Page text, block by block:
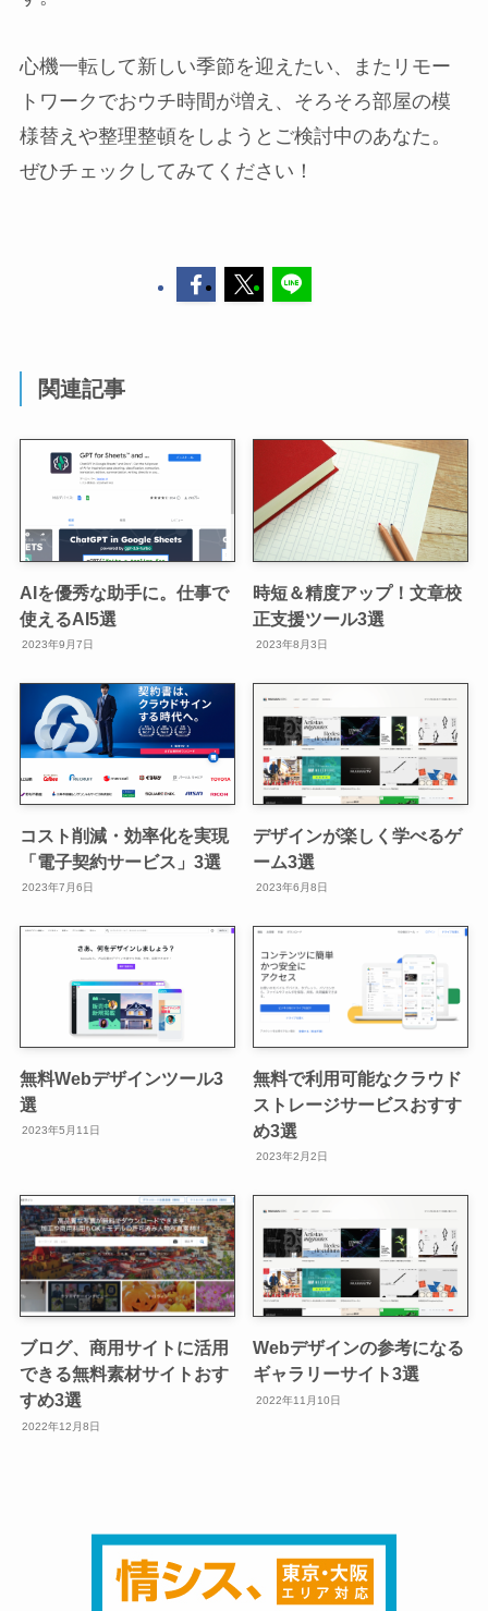
心機一転して新しい季節を迎えたい、またリモー
トワークでおウチ時間が増え、そろそろ部屋の模
様替えや整理整頓をしようとご検討中のあなた。
ぜひチェックしてみてください！
関連記事
AIを優秀な助手に。仕事で
使えるAI5選
2023年9月7日
時短＆精度アップ！文章校
正支援ツール3選
2023年8月3日
コスト削減・効率化を実現
「電子契約サービス」3選
2023年7月6日
デザインが楽しく学べるゲ
ーム3選
2023年6月8日
無料Webデザインツール3
選
2023年5月11日
無料で利用可能なクラウド
ストレージサービスおすす
め3選
2023年2月2日
ブログ、商用サイトに活用
できる無料素材サイトおす
すめ3選
2022年12月8日
Webデザインの参考になる
ギャラリーサイト3選
2022年11月10日